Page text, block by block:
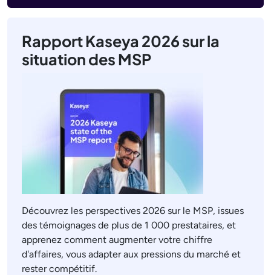
Rapport Kaseya 2026 sur la
situation des MSP
Découvrez les perspectives 2026 sur le MSP, issues
des témoignages de plus de 1 000 prestataires, et
apprenez comment augmenter votre chiffre
d'affaires, vous adapter aux pressions du marché et
rester compétitif.